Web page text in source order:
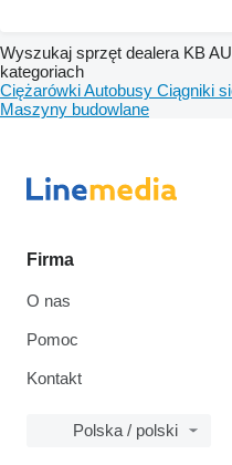
Wyszukaj sprzęt dealera KB
kategoriach
CiężarówkiAutobusy Ciągniki
Maszyny budowlane
Firma
O nas
Pomoc
Kontakt
Polska / polski